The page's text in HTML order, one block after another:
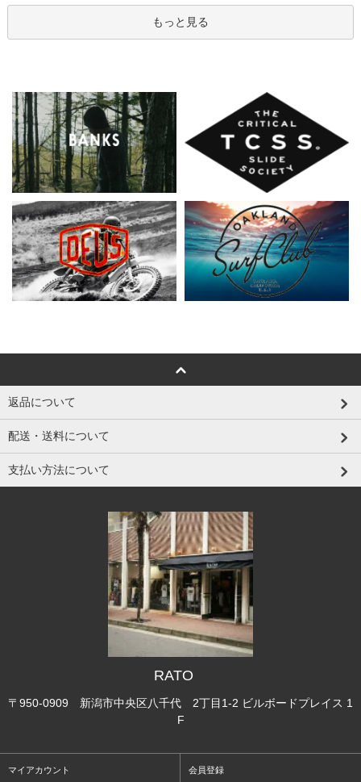
もっと見る
返品について
配送・送料について
支払い方法について
RATO
〒950-0909 新潟市中央区八千代 2丁目1-2 ビルボードプレイス 1
F
マイアカウント 会員登録